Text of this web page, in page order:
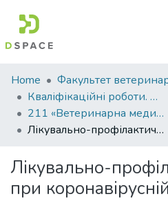
Communities
&
Collections
All of DSpace
Statistics
Home
Кваліфікаційні роботи. Факультет ветеринарної медицини
211 «Ветеринарна медицина» - Магістри 2024-2025
Лікувально-профілактичні заходи при коронавірусній інфекції котів
Лікувально-
при